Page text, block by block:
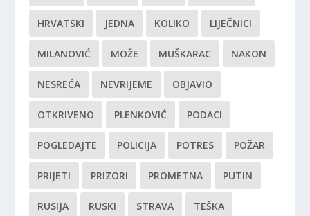
HRVATSKI JEDNA KOLIKO LIJEČNICI
MILANOVIĆ MOŽE MUŠKARAC NAKON
NESREĆA NEVRIJEME OBJAVIO
OTKRIVENO PLENKOVIĆ PODACI
POGLEDAJTE POLICIJA POTRES POŽAR
PRIJETI PRIZORI PROMETNA PUTIN
RUSIJA RUSKI STRAVA TEŠKA